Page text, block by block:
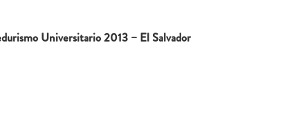
Universitario 2013 – El Salvador